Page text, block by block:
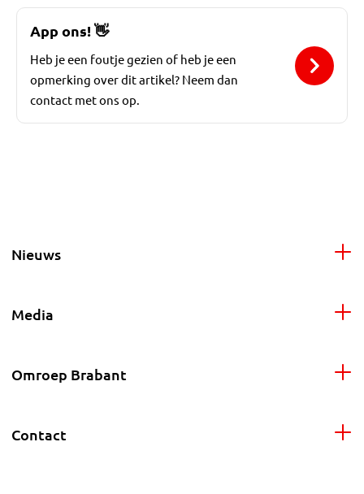
App ons!👋
Heb je een foutje gezien of heb je een
opmerking over dit artikel? Neem dan
contact met ons op.
Nieuws
Media
Omroep Brabant
Contact